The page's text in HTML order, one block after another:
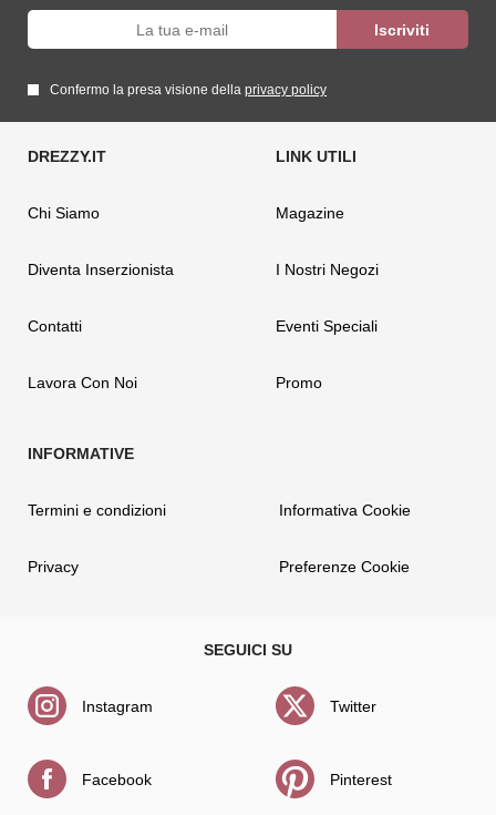
Confermo la presa visione della privacy policy
Chi Siamo
Diventa Inserzionista
Contatti
Lavora Con Noi
Magazine
I Nostri Negozi
Eventi Speciali
Promo
Termini e condizioni
Privacy
Informativa Cookie
Preferenze Cookie
Instagram
Facebook
Twitter
Pinterest